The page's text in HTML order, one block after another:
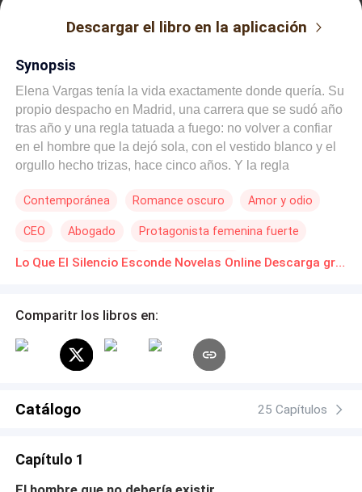
Descargar el libro en la aplicación
Synopsis
Elena Vargas tenía la vida exactamente donde quería. Su
propio despacho en Madrid, una carrera que se sudó año
tras año y una regla tatuada a fuego: no volver a confiar
en el hombre que la dejó sola, con el vestido blanco y el
orgullo hecho trizas, hace cinco años. Y la regla
hombre acaba de comprar la firma donde ella trabaja. Y
años no fueran nada. Como su nuevo jefe. Marcos
Villanueva no se fue porque fuera un cobarde. Se fue
desapareces, o la familia de Elena paga. Así que pagó.
enteros. Ahora ha vuelto. Porque Aldana también volvió.
Y esta vez la amenaza va directa a Elena. Obligados a
empiezan a tirar del hilo. Y lo que sale no es solo un
salpican al padre de Elena, que manchan la traición de
Contemporánea Romance oscuro Amor y odio
CEO Abogado Protagonista femenina fuerte
Segunda Oportunidad Verdad Oculta Lo Que El Silencio Esconde Novelas Online Descarga gratuita de PDF
Comparitr los libros en:
Catálogo 25 Capítulos
Capítulo 1